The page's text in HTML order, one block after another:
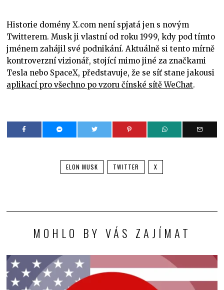
Historie domény X.com není spjatá jen s novým
Twitterem. Musk ji vlastní od roku 1999, kdy pod tímto
jménem zahájil své podnikání. Aktuálně si tento mírně
kontroverzní vizionář, stojící mimo jiné za značkami
Tesla nebo SpaceX, představuje, že se síť stane jakousi
aplikací pro všechno po vzoru čínské sítě WeChat.
ELON MUSK TWITTER X
MOHLO BY VÁS ZAJÍMAT